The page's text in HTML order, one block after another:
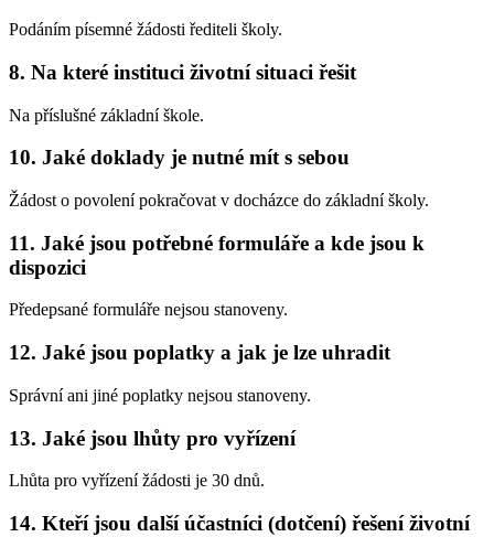
Podáním písemné žádosti řediteli školy.
8. Na které instituci životní situaci řešit
Na příslušné základní škole.
10. Jaké doklady je nutné mít s sebou
Žádost o povolení pokračovat v docházce do základní školy.
11. Jaké jsou potřebné formuláře a kde jsou k
dispozici
Předepsané formuláře nejsou stanoveny.
12. Jaké jsou poplatky a jak je lze uhradit
Správní ani jiné poplatky nejsou stanoveny.
13. Jaké jsou lhůty pro vyřízení
Lhůta pro vyřízení žádosti je 30 dnů.
14. Kteří jsou další účastníci (dotčení) řešení životní